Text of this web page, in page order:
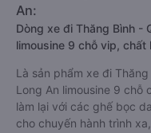
An:
Dòng xe đi Thăng Bình -
limousine 9 chỗ vip,
Là sản phẩm xe đi
Long An limousine 9 chỗ
làm lại với các ghế bọc
cho chuyến hành trình